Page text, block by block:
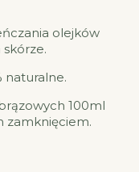
olejków
naturalne.
100ml
zamknięciem.